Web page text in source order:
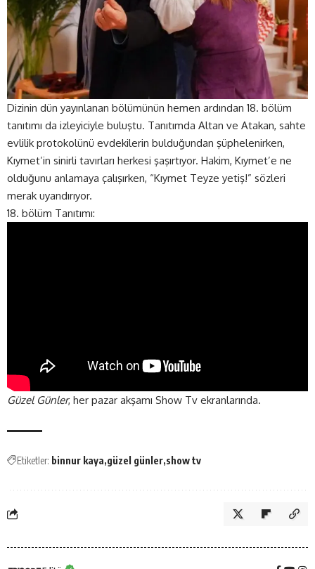
Dizinin dün yayınlanan bölümünün hemen ardından 18. bölüm
tanıtımı da izleyiciyle buluştu. Tanıtımda Altan ve Atakan, sahte
evlilik protokolünü evdekilerin bulduğundan şüphelenirken,
Kıymet’in sinirli tavırları herkesi şaşırtıyor. Hakim, Kıymet’e ne
olduğunu anlamaya çalışırken, “Kıymet Teyze yetiş!” sözleri
merak uyandırıyor.
18. bölüm Tanıtımı:
Güzel Günler, her pazar akşamı Show Tv ekranlarında.
Etiketler: binnur kaya güzel günler show tv